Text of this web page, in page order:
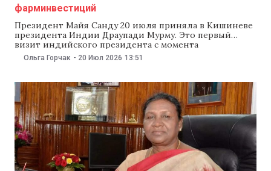
фарминвестиций
Президент Майя Санду 20 июля приняла в Кишиневе
президента Индии Драупади Мурму. Это первый
визит индийского президента с момента
установления дипломатических отношений
Молдовы с Индией в 1992 году. Как сказала Санду, тот
«многое говорит о современной Молдове: стране,
которую мир видит и уважает».
Ольга Горчак - 20 Июл 2026 13:51